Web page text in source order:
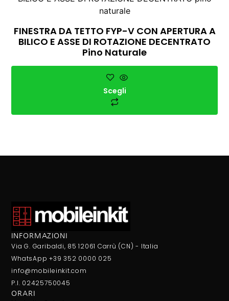
FINESTRA DA TETTO FYP-V CON APERTURA A
BILICO E ASSE DI ROTAZIONE DECENTRATO
Pino Naturale
Scegli
INFORMAZIONI
Via G. Garibaldi, 85 12061 Carrù (CN) - Italia
WhatsApp +39 352 0000 025
info@mobileinkit.com
P.I. 02425750045
ORARI